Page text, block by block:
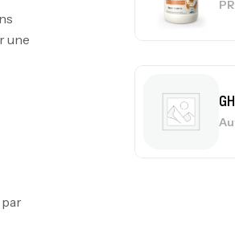
une